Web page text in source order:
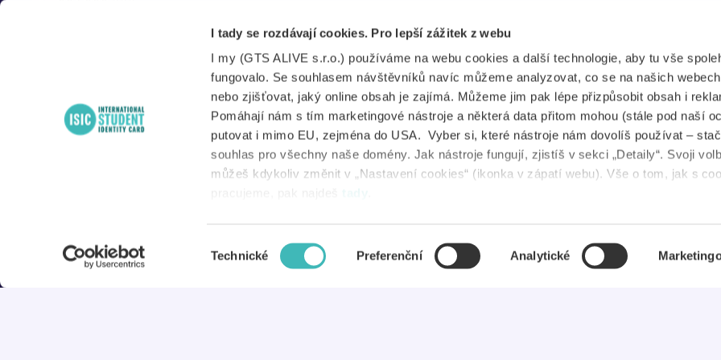
I tady se rozdávají cookies. Pro lepší zážitek z webu
I my (GTS ALIVE s.r.o.) používáme na webu cookies a další technologie, aby tu vše
fungovalo. Se souhlasem návštěvníků navíc můžeme analyzovat, co se na našich
nebo zjišťovat, jaký online obsah je zajímá. Můžeme jim pak lépe přizpůsobit obsah i
Pomáhají nám s tím marketingové nástroje a některá data přitom mohou (stále pod naší
putovat i mimo EU, zejména do USA. Vyber si, které nástroje nám dovolíš používat –
souhlas pro všechny naše domény. Jak nástroje fungují, zjistíš v sekci „Detaily“. Svoji
můžeš kdykoliv změnit v „Nastavení cookies“ (ikonka v zápatí webu). Vše o tom, jak s
souhlasu
Technické Preferenční Analytické
Aplikace
Student Jobs
FAQ
Novinky
Duševní zdraví
Průkaz AliveID
© 2026 ISIC